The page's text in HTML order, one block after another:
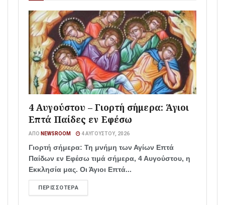
4 Αυγούστου – Γιορτή σήμερα: Άγιοι
Επτά Παίδες εν Εφέσω
ΑΠΌ NEWSROOM 4 ΑΥΓΟΎΣΤΟΥ, 2026
Γιορτή σήμερα: Τη μνήμη των Αγίων Επτά
Παίδων εν Εφέσω τιμά σήμερα, 4 Αυγούστου, η
Εκκλησία μας. Οι Άγιοι Επτά...
ΠΕΡΙΣΣΌΤΕΡΑ